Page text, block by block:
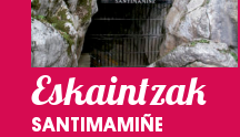
Eskaintzak
SANTIMAMIÑE